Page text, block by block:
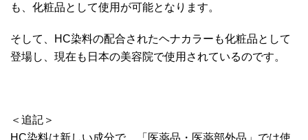
も、化粧品として使用が可能となります。
そして、HC染料の配合されたヘナカラーも化粧品として
登場し、現在も日本の美容院で使用されているのです。
＜追記＞
HC染料は新しい成分で、「医薬品・医薬部外品」では使